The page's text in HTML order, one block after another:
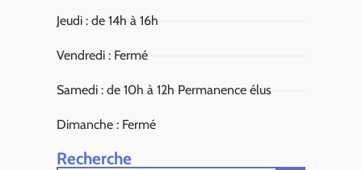
Jeudi : de 14h à 16h
Vendredi : Fermé
Samedi : de 10h à 12h Permanence élus
Dimanche : Fermé
Recherche